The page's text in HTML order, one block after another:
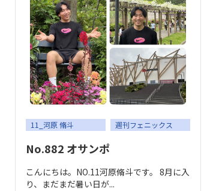
応援メッセージ・お問い合わせ
チケット
サイトのご利用について
個人情報保護方針
サイトマップ
11_河原 脩斗 週刊フェニックス
No.882 オサンポ
こんにちは。NO.11河原脩斗です。 8月に入
り、まだまだ暑い日が...